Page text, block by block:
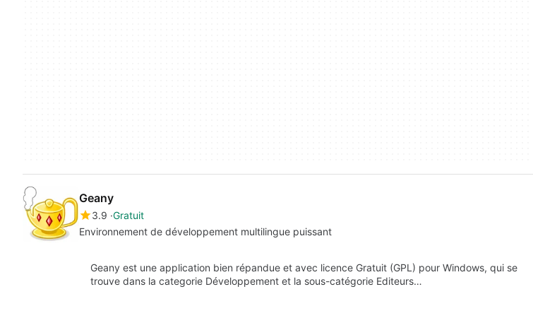
Geany
3.9 Gratuit
Environnement de développement multilingue puissant
Geany est une application bien répandue et avec licence Gratuit (GPL) pour Windows, qui se
trouve dans la categorie Développement et la sous-catégorie Editeurs…